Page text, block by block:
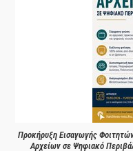
Προκήρυξη Εισαγωγής
Αρχείων σε Ψηφιακό